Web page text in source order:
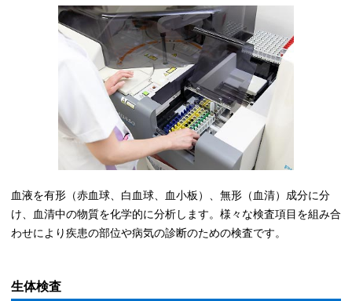
血液を有形（赤血球、白血球、血小板）、無形（血清）成分に分
け、血清中の物質を化学的に分析します。様々な検査項目を組み合
わせにより疾患の部位や病気の診断のための検査です。
生体検査